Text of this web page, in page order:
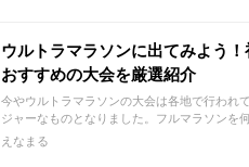
ウルトラマラソンに出てみよう！
おすすめの大会を厳選紹介
今やウルトラマラソンの大会は各地で行われ
ジャーなものとなりました。フルマラソンを
えなまる